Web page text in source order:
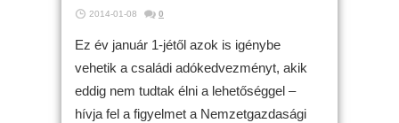
2014-01-08 0
Ez év január 1-jétől azok is igénybe
vehetik a családi adókedvezményt, akik
eddig nem tudtak élni a lehetőséggel –
hívja fel a figyelmet a Nemzetgazdasági